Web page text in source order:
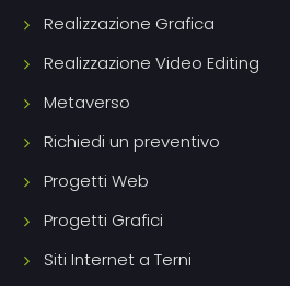
Realizzazione Grafica
Realizzazione Video Editing
Metaverso
Richiedi un preventivo
Progetti Web
Progetti Grafici
Siti Internet a Terni